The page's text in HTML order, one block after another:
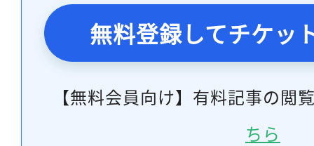
無料登録してチケッ
【無料会員向け】有料記事の閲
ちら